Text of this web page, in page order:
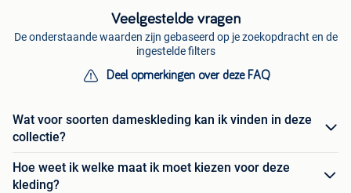
Veelgestelde vragen
De onderstaande waarden zijn gebaseerd op je zoekopdracht en de
ingestelde filters
Deel opmerkingen over deze FAQ
Wat voor soorten dameskleding kan ik vinden in deze
collectie?
Hoe weet ik welke maat ik moet kiezen voor deze
kleding?